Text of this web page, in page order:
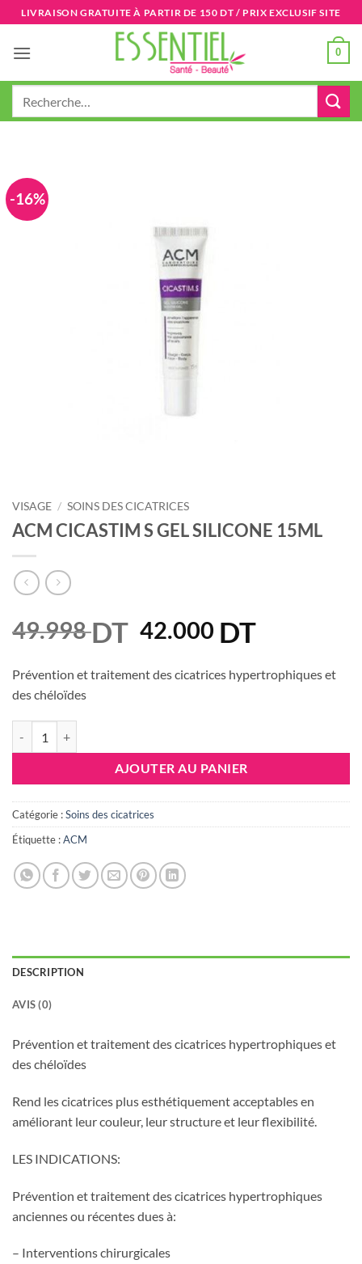
Passer
au
contenu
LIVRAISON GRATUITE À PARTIR DE 150 DT / PRIX EXCLUSIF SITE
0
-16%
VISAGE / SOINS DES CICATRICES
ACM CICASTIM S GEL SILICONE 15ML
49.998DT Le
initial
42.000 DTLe
actuel
Prévention et traitement des cicatrices hypertrophiques et
des chéloïdes
AJOUTER AU PANIER
Catégorie :Soins des cicatrices
Étiquette :ACM
DESCRIPTION
AVIS (0)
Prévention et traitement des cicatrices hypertrophiques et
des chéloïdes
Rend les cicatrices plus esthétiquement acceptables en
améliorant leur couleur, leur structure et leur flexibilité.
LES INDICATIONS:
Prévention et traitement des cicatrices hypertrophiques
anciennes ou récentes dues à:
– Interventions chirurgicales